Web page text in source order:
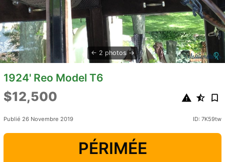
2 photos
1924' Reo Model T6
$12,500
Publié 26 Novembre 2019 ID: 7K59tw
PÉRIMÉE